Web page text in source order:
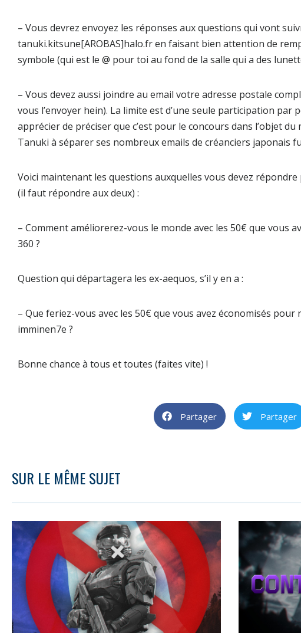
– Vous devrez envoyez les réponses aux questions qui vont
tanuki.kitsune[AROBAS]halo.fren faisant bien attention de
symbole (qui est le @ pour toi au fond de la salle qui a des
– Vous devez aussi joindre au email votre adresse postale
vous l’envoyer hein). La limite est d’une seule participation par
apprécier de préciser que c’est pour le concours dans l’objet du
Tanuki à séparer ses nombreux emails de créanciers japonais
Voici maintenant les questions auxquelles vous devez
(il faut répondre aux deux) :
– Comment améliorerez-vous le monde avec les 50€ que vous
360 ?
Question qui départagera les ex-aequos, s’il y en a :
– Que feriez-vous avec les 50€ que vous avez économisés pour
imminen7e ?
Bonne chance à tous et toutes (faites vite) !
Partager Partager
SUR LE MÊME SUJET